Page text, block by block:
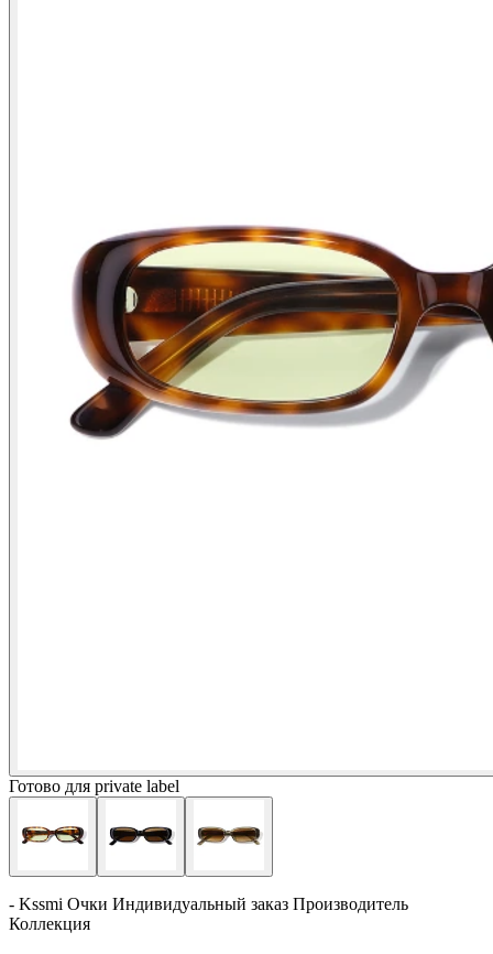
Готово для private label
- Kssmi Очки Индивидуальный заказ Производитель
Коллекция